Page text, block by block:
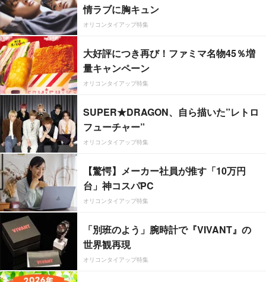
情ラブに胸キュン
オリコンタイアップ特集
大好評につき再び！ファミマ名物45％増
量キャンペーン
オリコンタイアップ特集
SUPER★DRAGON、自ら描いた”レトロ
フューチャー”
オリコンタイアップ特集
【驚愕】メーカー社員が推す「10万円
台」神コスパPC
オリコンタイアップ特集
「別班のよう」腕時計で『VIVANT』の
世界観再現
オリコンタイアップ特集